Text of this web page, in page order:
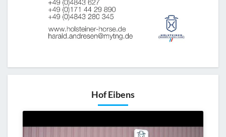
Hof Eibens